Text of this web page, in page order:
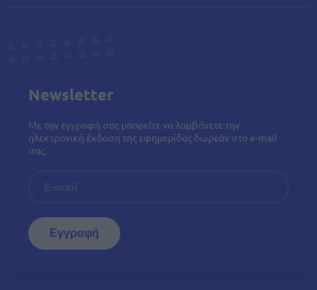
Newsletter
Με την εγγραφή σας μπορείτε να λαμβάνετε την
ηλεκτρονική έκδοση της εφημερίδας δωρεάν στο e-mail
σας.